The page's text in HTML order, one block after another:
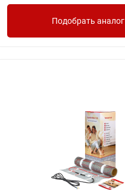
Подобрать аналог